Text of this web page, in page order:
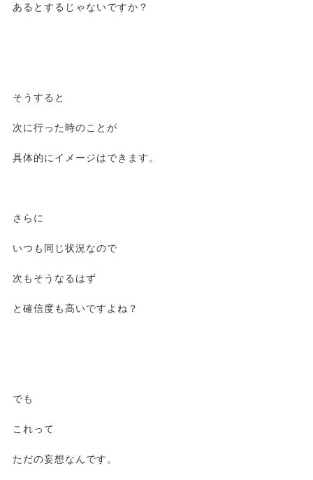
あるとするじゃないですか？
そうすると
次に行った時のことが
具体的にイメージはできます。
さらに
いつも同じ状況なので
次もそうなるはず
と確信度も高いですよね？
でも
これって
ただの妄想なんです。